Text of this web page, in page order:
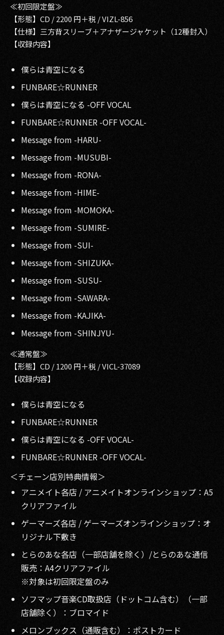
≪初回限定盤≫
【形態】CD / 2200 円＋税 / VIZL-856
【仕様】三方背スリーブ＋アナザージャケット（12種封入）
【収録内容】
僕らは青空になる
FUNBARE☆RUNNER
僕らは青空になる -OFF VOCAL
FUNBARE☆RUNNER -OFF VOCAL-
Message from -HARU-
Message from -MUSUBI-
Message from -RONA-
Message from -HIME-
Message from -MOMOKA-
Message from -SUMIRE-
Message from -SUI-
Message from -SHIZUKA-
Message from -SUSU-
Message from -SAWARA-
Message from -KAJIKA-
Message from -SHINJYU-
≪通常盤≫
【形態】CD / 1200 円＋税 / VICL-37089
【収録内容】
僕らは青空になる
FUNBARE☆RUNNER
僕らは青空になる -OFF VOCAL-
FUNBARE☆RUNNER -OFF VOCAL-
＜チェーン店別特典情報＞
アニメイト各店 / アニメイトオンラインショップ：A5
クリアファイル
ゲーマーズ各店 / ゲーマーズオンラインショップ：オ
リジナル下敷き
とらのあな各店（一部店舗を除く）/とらのあな通信
販売：A4クリアファイル
※対象は初回限定盤のみ
ソフマップ音楽CD取扱店（ドットコム含む）（一部
店舗除く）：ブロマイド
メロンブックス（通販含む）：ポストカード